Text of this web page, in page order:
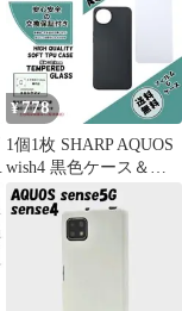
¥778
1個1枚 SHARP AQUOS
wish4 黒色ケース＆ガ
ラスフィルム